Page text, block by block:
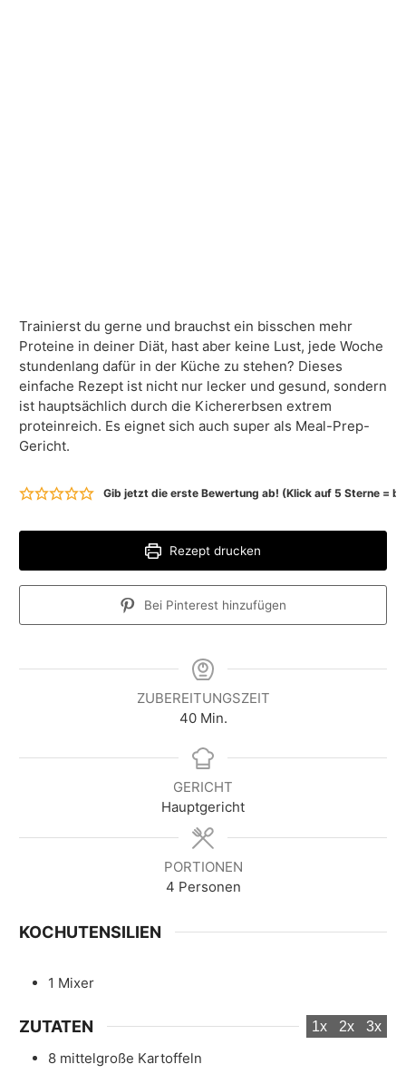
Trainierst du gerne und brauchst ein bisschen mehr
Proteine in deiner Diät, hast aber keine Lust, jede Woche
stundenlang dafür in der Küche zu stehen? Dieses
einfache Rezept ist nicht nur lecker und gesund, sondern
ist hauptsächlich durch die Kichererbsen extrem
proteinreich. Es eignet sich auch super als Meal-Prep-
Gericht.
Gib jetzt die erste Bewertung ab! (Klick auf 5 Sterne =
Rezept drucken
Bei Pinterest hinzufügen
ZUBEREITUNGSZEIT
40M
n
t
e
n
Min.
GERICHT
Hauptgericht
PORTIONEN
4 Personen
KOCHUTENSILIEN
1 Mixer
ZUTATEN 1x 2x 3x
8 mittelgroße Kartoffeln